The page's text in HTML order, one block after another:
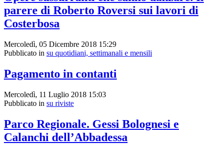
parere di Roberto Roversi sui lavori di
Costerbosa
Mercoledì, 05 Dicembre 2018 15:29
Pubblicato in su quotidiani, settimanali e mensili
Pagamento in contanti
Mercoledì, 11 Luglio 2018 15:03
Pubblicato in su riviste
Parco Regionale. Gessi Bolognesi e
Calanchi dell’Abbadessa